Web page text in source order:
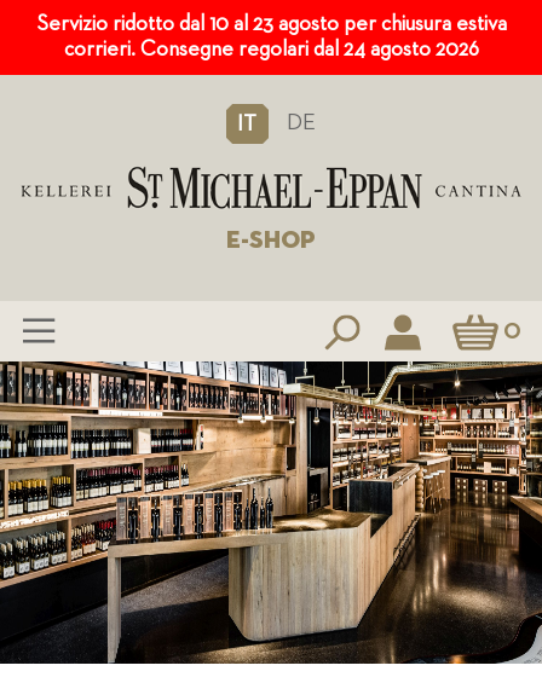
Servizio ridotto dal 10 al 23 agosto per chiusura estiva
corrieri. Consegne regolari dal 24 agosto 2026
IT DE
E-SHOP
Carrello0
Salta
al
contenuto